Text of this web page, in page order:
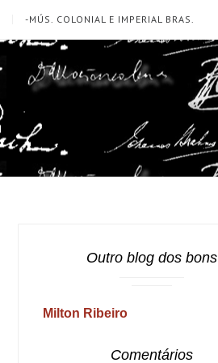
-MÚS. COLONIAL E IMPERIAL BRAS.
Outro blog dos bons
Milton Ribeiro
Comentários